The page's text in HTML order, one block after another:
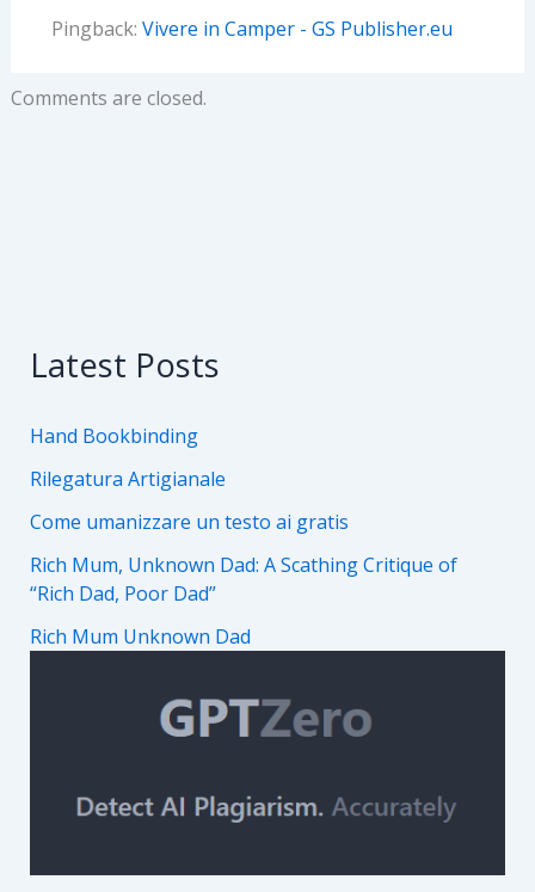
Pingback: Vivere in Camper - GS Publisher.eu
Comments are closed.
Latest Posts
Hand Bookbinding
Rilegatura Artigianale
Come umanizzare un testo ai gratis
Rich Mum, Unknown Dad: A Scathing Critique of
“Rich Dad, Poor Dad”
Rich Mum Unknown Dad